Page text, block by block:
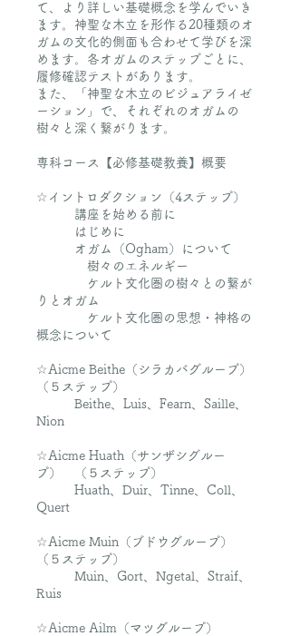
て、より詳しい基礎概念を学んでいき
ます。神聖な木立を形作る20種類のオ
ガムの文化的側面も合わせて学びを深
めます。各オガムのステップごとに、
履修確認テストがあります。
また、「神聖な木立のビジュアライゼ
ーション」で、それぞれのオガムの
樹々と深く繋がります。
専科コース【必修基礎教養】概要
☆イントロダクション（4ステップ）
講座を始める前に
はじめに
オガム（Ogham）について
樹々のエネルギー
ケルト文化圏の樹々との繋が
りとオガム
ケルト文化圏の思想・神格の
概念について
☆Aicme Beithe（シラカバグループ）
（５ステップ）
Beithe、Luis、Fearn、Saille、
Nion
☆Aicme Huath（サンザシグルー
プ） （５ステップ）
Huath、Duir、Tinne、Coll、
Quert
☆Aicme Muin（ブドウグループ）
（５ステップ）
Muin、Gort、Ngetal、Straif、
Ruis
☆Aicme Ailm（マツグループ）